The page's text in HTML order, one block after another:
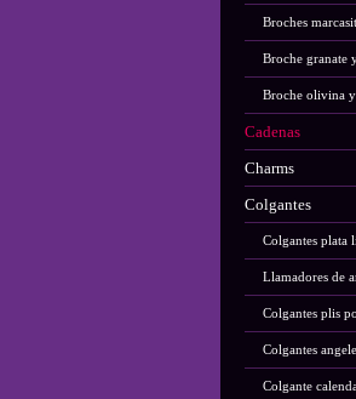
Broches
Broche granate
Broche olivina
Cadenas
Charms
Colgantes
Colgantes plata
Llamadores de
Colgantes plis
Colgantes
Colgante